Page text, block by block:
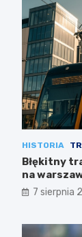
HISTORIA
Błękitny
na
7 sierpnia